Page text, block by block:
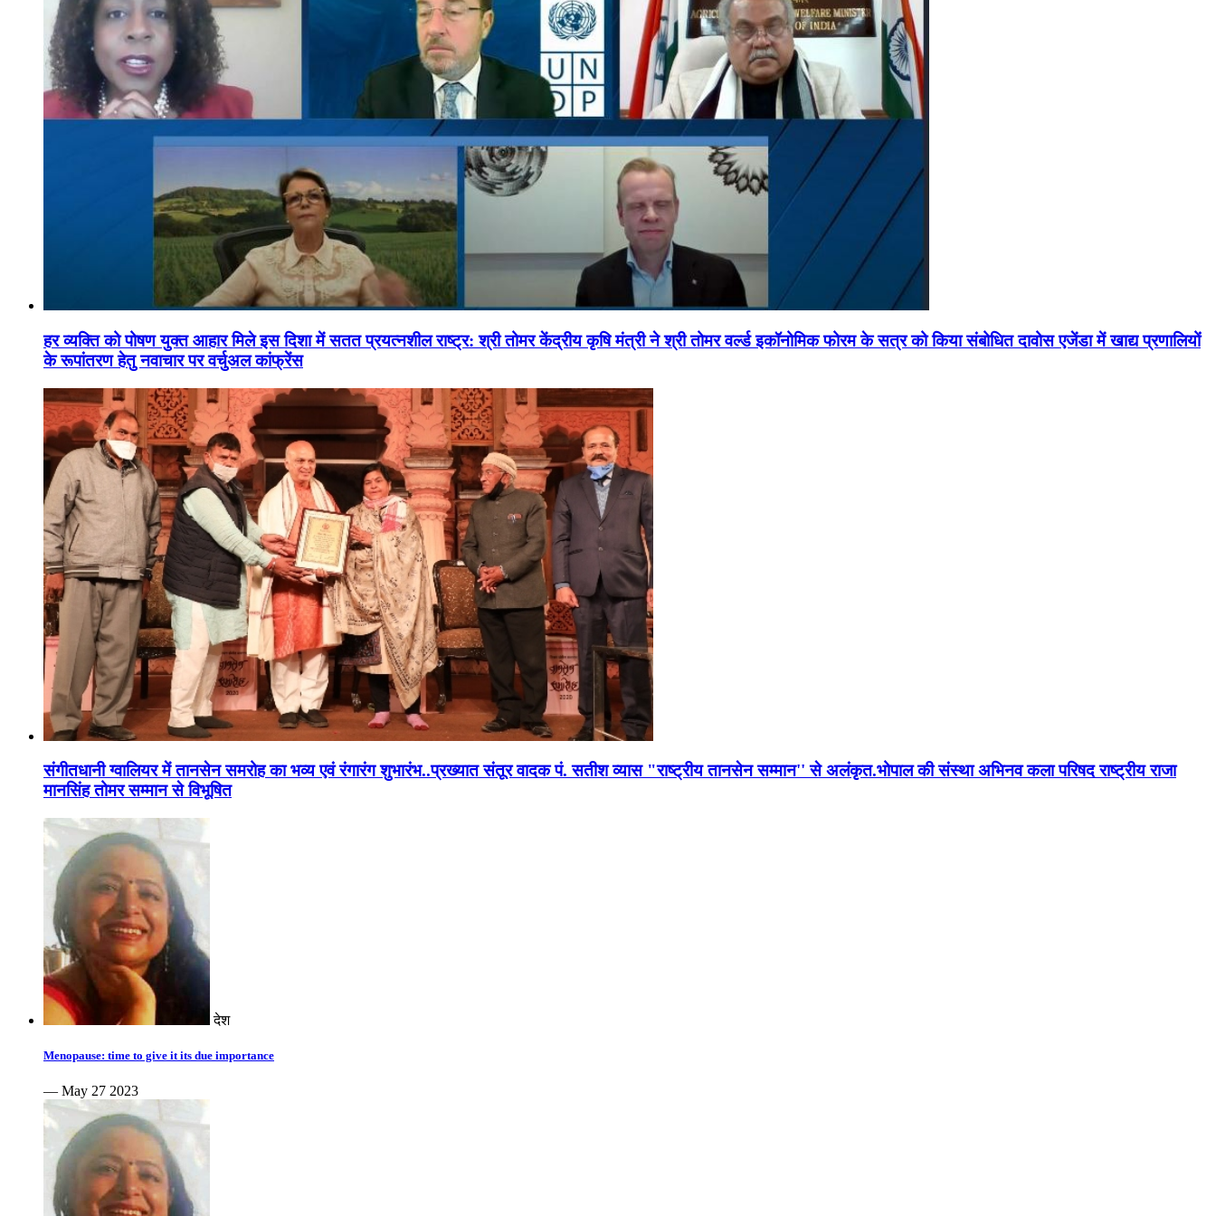
हर व्यक्ति को पोषण युक्त आहार मिले इस दिशा में सतत प्रयत्नशील राष्ट्र: श्री तोमर केंद्रीय कृषि मंत्री ने श्री तोमर वर्ल्ड इकॉनोमिक फोरम के सत्र को किया संबोधित दावोस एजेंडा में खाद्य प्रणालियों
के रूपांतरण हेतु नवाचार पर वर्चुअल कांफ्रेंस
संगीतधानी ग्वालियर में तानसेन समरोह का भव्य एवं रंगारंग शुभारंभ..प्रख्यात संतूर वादक पं. सतीश व्यास "राष्ट्रीय तानसेन सम्मान'' से अलंकृत.भोपाल की संस्था अभिनव कला परिषद राष्ट्रीय राजा
मानसिंह तोमर सम्मान से विभूषित
देश
Menopause: time to give it its due importance
— May 27 2023